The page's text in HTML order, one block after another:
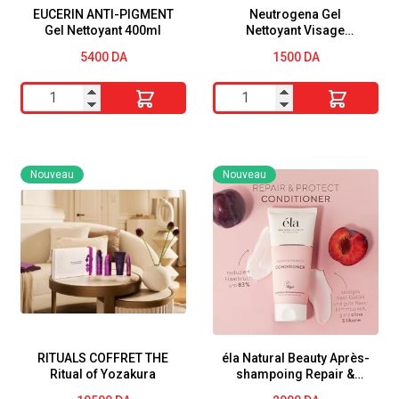
EUCERIN ANTI-PIGMENT
Gel Nettoyant 400ml
5400 DA
quantité
de
ANTI-
PIGMENT
Nettoyant
400ml
Neutrogena Gel
Nettoyant Visage
C Flacon Pompe 200ML
1500 DA
quantité
de
Gel
Nettoyant
Visage
Pamplemousse
vitamine
Pompe
200ML
RITUALS COFFRET THE
Ritual of Yozakura
Nouveau
éla Natural Beauty Après-
shampoing Repair &
Nouveau